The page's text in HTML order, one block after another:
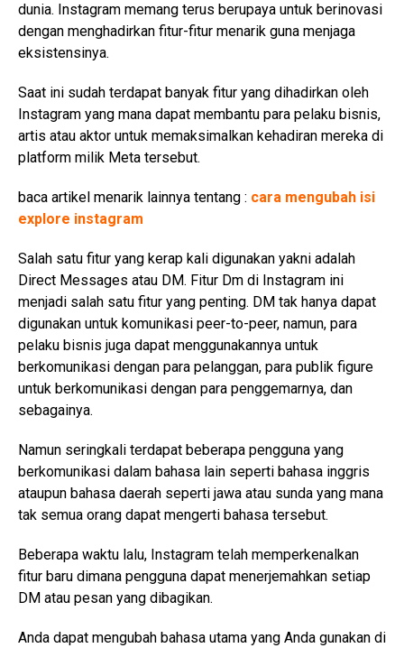
dunia. Instagram memang terus berupaya untuk berinovasi
dengan menghadirkan fitur-fitur menarik guna menjaga
eksistensinya.
Saat ini sudah terdapat banyak fitur yang dihadirkan oleh
Instagram yang mana dapat membantu para pelaku bisnis,
artis atau aktor untuk memaksimalkan kehadiran mereka di
platform milik Meta tersebut.
baca artikel menarik lainnya tentang : cara mengubah isi
explore instagram
Salah satu fitur yang kerap kali digunakan yakni adalah
Direct Messages atau DM. Fitur Dm di Instagram ini
menjadi salah satu fitur yang penting. DM tak hanya dapat
digunakan untuk komunikasi peer-to-peer, namun, para
pelaku bisnis juga dapat menggunakannya untuk
berkomunikasi dengan para pelanggan, para publik figure
untuk berkomunikasi dengan para penggemarnya, dan
sebagainya.
Namun seringkali terdapat beberapa pengguna yang
berkomunikasi dalam bahasa lain seperti bahasa inggris
ataupun bahasa daerah seperti jawa atau sunda yang mana
tak semua orang dapat mengerti bahasa tersebut.
Beberapa waktu lalu, Instagram telah memperkenalkan
fitur baru dimana pengguna dapat menerjemahkan setiap
DM atau pesan yang dibagikan.
Anda dapat mengubah bahasa utama yang Anda gunakan di